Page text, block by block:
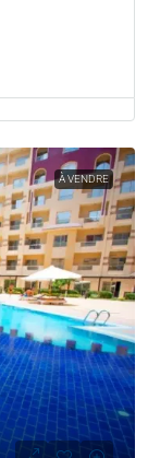
À VENDRE